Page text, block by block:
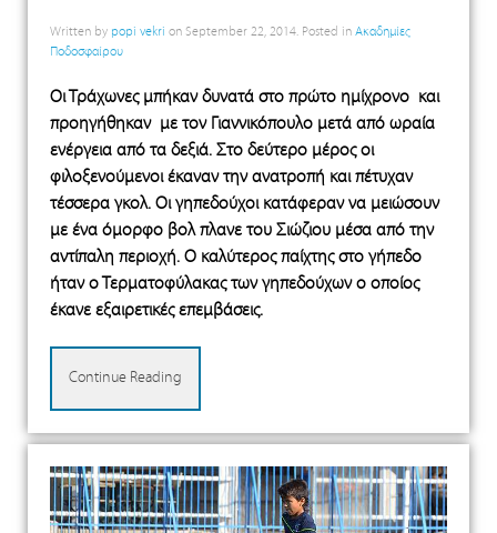
Written by popi vekri on September 22, 2014. Posted in Ακαδημίες
Ποδοσφαίρου
Οι Τράχωνες μπήκαν δυνατά στο πρώτο ημίχρονο και
προηγήθηκαν με τον Γιαννικόπουλο μετά από ωραία
ενέργεια από τα δεξιά. Στο δεύτερο μέρος οι
φιλοξενούμενοι έκαναν την ανατροπή και πέτυχαν
τέσσερα γκολ. Οι γηπεδούχοι κατάφεραν να μειώσουν
με ένα όμορφο βολ πλανε του Σιώζιου μέσα από την
αντίπαλη περιοχή. Ο καλύτερος παίχτης στο γήπεδο
ήταν ο Τερματοφύλακας των γηπεδούχων ο οποίος
έκανε εξαιρετικές επεμβάσεις.
Continue Reading